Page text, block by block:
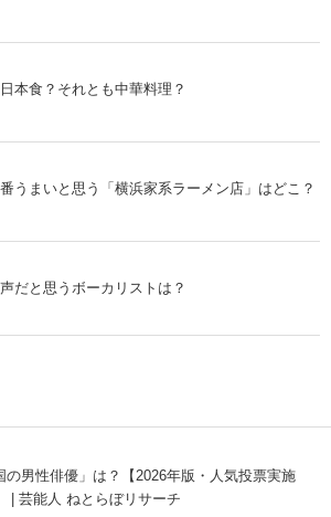
本食？それとも中華料理？
うまいと思う「横浜家系ラーメン店」はどこ？
だと思うボーカリストは？
の男性俳優」は？【2026年版・人気投票実施
| 芸能人 ねとらぼリサーチ